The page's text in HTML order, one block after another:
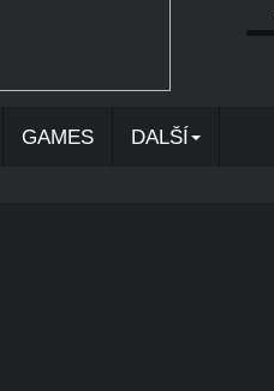
GAMES DALŠÍ